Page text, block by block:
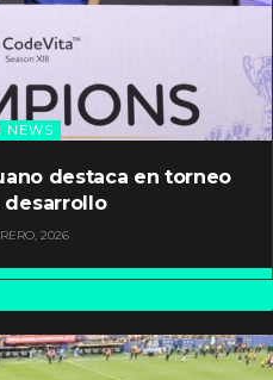
NEWS
destaca en torneo
desarrollo
2026